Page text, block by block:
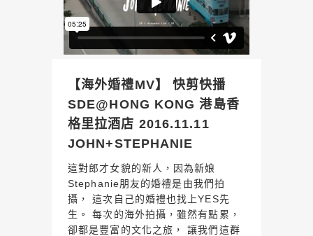
【海外婚禮MV】 快剪快播
SDE@HONG KONG 港島香
格里拉酒店 2016.11.11
JOHN+STEPHANIE
這對郎才女貌的新人，因為新娘
Stephanie朋友的婚禮是由我們拍
攝， 這次自己的婚禮也找上YES先
生。 每次的海外拍攝，雖然有點累，
卻都是豐富的文化之旅， 讓我們這群